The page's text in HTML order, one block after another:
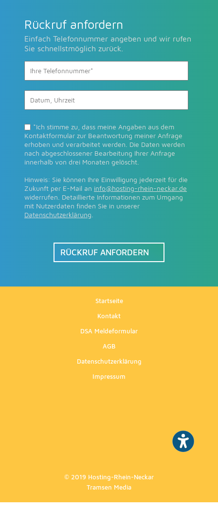
Rückruf anfordern
Einfach Telefonnummer angeben und wir rufen
Sie schnellstmöglich zurück.
*Ich stimme zu, dass meine Angaben aus dem
Kontaktformular zur Beantwortung meiner Anfrage
erhoben und verarbeitet werden. Die Daten werden
nach abgeschlossener Bearbeitung Ihrer Anfrage
innerhalb von drei Monaten gelöscht.
Hinweis: Sie können Ihre Einwilligung jederzeit für die
Zukunft per E-Mail an info@hosting-rhein-neckar.de
widerrufen. Detaillierte Informationen zum Umgang
mit Nutzerdaten finden Sie in unserer
Datenschutzerklärung
Startseite
Kontakt
DSA Meldeformular
AGB
Datenschutzerklärung
Impressum
© 2019 Hosting-Rhein-Neckar
Tramsen Media